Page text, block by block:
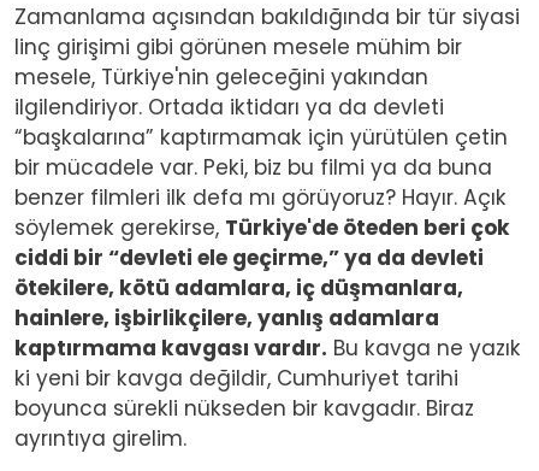
Zamanlama açısından bakıldığında bir tür siyasi
linç girişimi gibi görünen mesele mühim bir
mesele, Türkiye'nin geleceğini yakından
ilgilendiriyor. Ortada iktidarı ya da devleti
“başkalarına” kaptırmamak için yürütülen çetin
bir mücadele var. Peki, biz bu filmi ya da buna
benzer filmleri ilk defa mı görüyoruz? Hayır. Açık
söylemek gerekirse, Türkiye'de öteden beri çok
ciddi bir “devleti ele geçirme,” ya da devleti
ötekilere, kötü adamlara, iç düşmanlara,
hainlere, işbirlikçilere, yanlış adamlara
kaptırmama kavgası vardır. Bu kavga ne yazık
ki yeni bir kavga değildir, Cumhuriyet tarihi
boyunca sürekli nükseden bir kavgadır. Biraz
ayrıntıya girelim.